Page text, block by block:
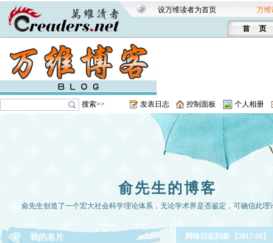
设万维读者为首页 万维
首 页
搜索>> 发表日志 控制面板 个人相册
俞先生的博客
俞先生创造了一个宏大社会科学理论体系，无论学术界是否鉴定，可确信此理
我的名片 网络日志列表 【2017-09】